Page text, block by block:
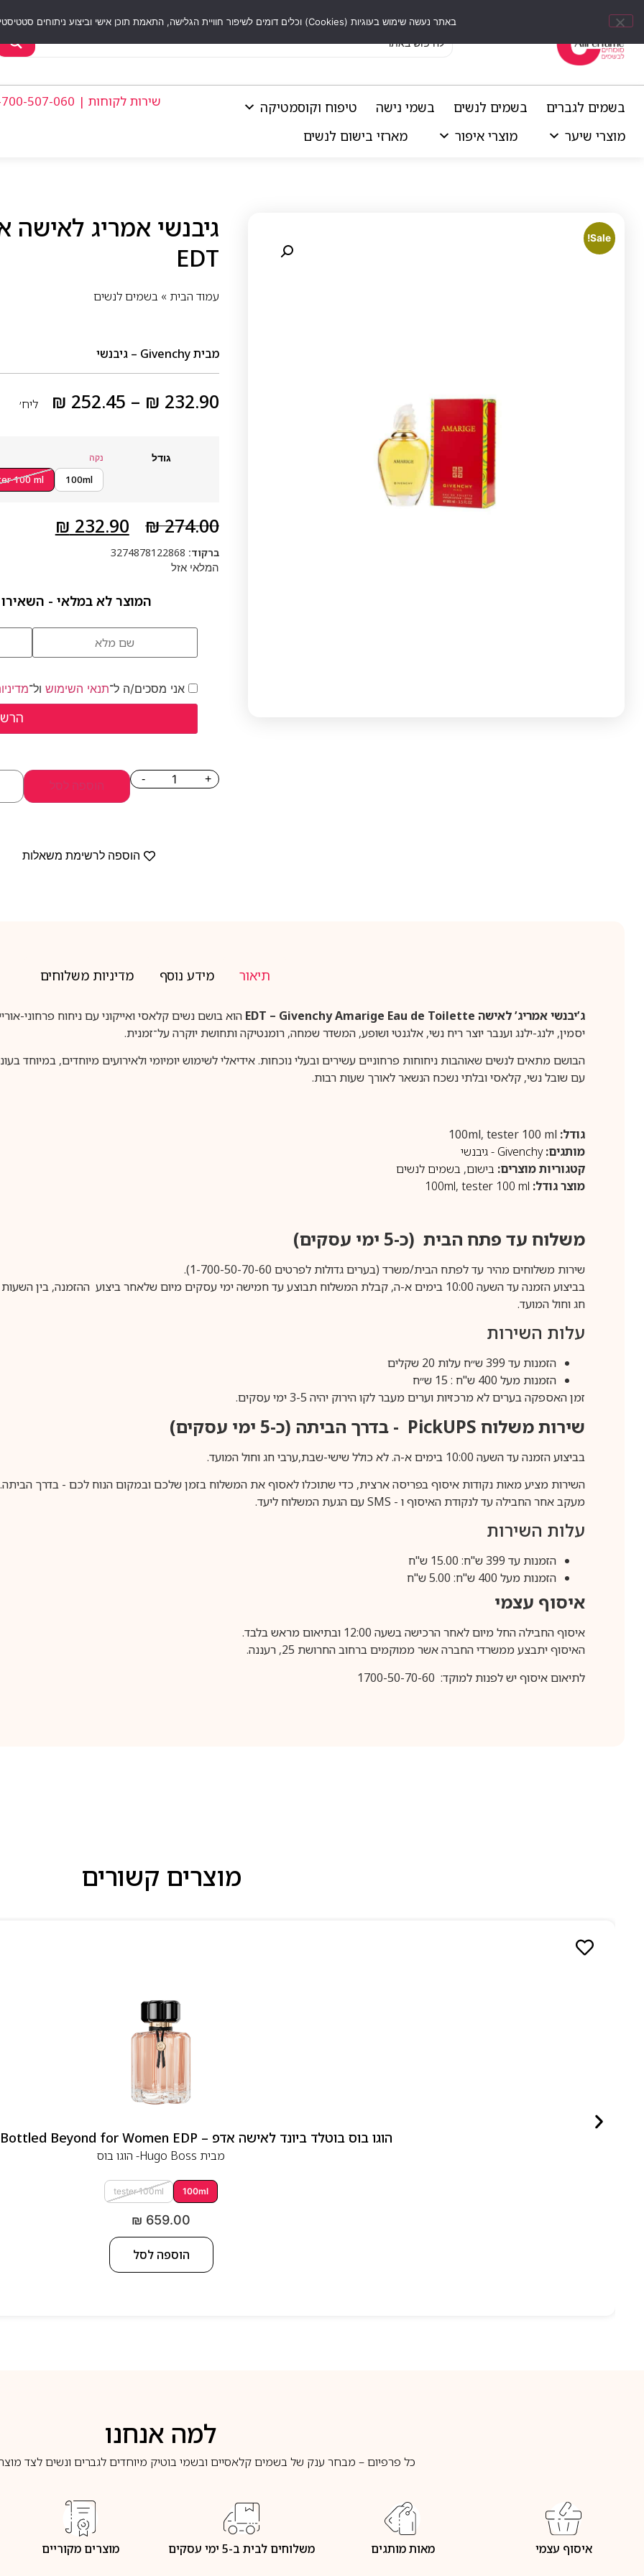
בשמים לגברים בשמים לנשים בשמי נישה
טיפוח וקוסמטיקה
מוצרי שיער
מוצרי איפור מארזי בישום לנשים
שירות לקוחות | 1-700-507-060
Sale!
EDT
עמוד הבית » בשמים לנשים
מביתGivenchy – גיבנשי
₪ 232.90
–
₪ 252.45 ליח׳
גודל נקה
100ml
100 ml
₪274.00
₪ 232.90
ברקוד: 3274878122868
המלאי אזל
המוצר לא במלאי - השאירו
אני מסכים/ה ל־תנאי השימוש ול־
- +
הוספה לסל
הוספה לרשימת משאלות
תיאור מידע נוסף מדיניות משלוחים
ג’יבנשי אמריג’ לאישה EDT – Givenchy Amarige Eau de Toilette
הוא בושם נשים קלאסי ואייקוני עם ניחוח פרחוני-
יסמין, ילנג-ילנג וענבר יוצר ריח נשי, אלגנטי ושופע, המשדר שמחה, רומנטיקה ותחושת יוקרה על־זמנית.
הבושם מתאים לנשים שאוהבות ניחוחות פרחוניים עשירים ובעלי נוכחות. אידיאלי לשימוש יומיומי ולאירועים מיוחדים, במיוחד
עם שובל נשי, קלאסי ובלתי נשכח הנשאר לאורך שעות רבות.
גודל:
מותגים: Givenchy - גיבנשי
קטגוריות מוצרים: בישום, בשמים לנשים
מוצר גודל:
100ml,tester 100 ml
משלוח עד פתח הבית (כ-5 ימי עסקים)
שירות משלוחים מהיר עד לפתח הבית/משרד (בערים גדולות לפרטים 1-700-50-70-60).
חג וחול המועד.
עלות השירות
הזמנות עד 399 ש״ח עלות 20 שקלים
הזמנות מעל 400 ש"ח : 15 ש״ח
זמן האספקה בערים לא מרכזיות וערים מעבר לקו הירוק יהיה 3-5 ימי עסקים.
שירות משלוח PickUPS - בדרך הביתה (כ-5 ימי עסקים)
בביצוע הזמנה עד השעה 10:00 בימים א-ה. לא כולל שישי-שבת,ערבי חג וחול המועד.
השירות מציע מאות נקודות איסוף בפריסה ארצית, כדי שתוכלו לאסוף את המשלוח בזמן שלכם ובמקום הנוח לכם - בדרך הביתה.
מעקב אחר החבילה עד לנקודת האיסוף ו - SMSעם הגעת המשלוח ליעד.
עלות השירות
הזמנות עד 399 ש"ח: 15.00 ש"ח
הזמנות מעל 400 ש"ח: 5.00 ש"ח
איסוף עצמי
איסוף החבילה החל מיום לאחר הרכישה בשעה 12:00 ובתיאום מראש בלבד.
האיסוף יתבצע ממשרדי החברה אשר ממוקמים ברחוב החרושת 25, רעננה.
לתיאום איסוף יש לפנות למוקד: 1700-50-70-60
מוצרים קשורים
הוגו בוס בוטלד ביונד לאישה אדפ – Hugo Boss Bottled Beyond for Women EDP
מבית Hugo Boss- הוגו בוס
100ml
tester 100ml
₪ 659.00
הוספה לסל
למה אנחנו
כל פרפיום – מבחר ענק של בשמים קלאסיים ובשמי בוטיק מיוחדים לגברים ונשים לצד
איסוף עצמי מאות מותגים משלוחים לבית ב-5 ימי עסקים מוצרים מקוריים
באתר נעשה שימוש בעוגיות (Cookies) וכלים דומים לשיפור חוויית הגלישה, התאמת תוכן אישי וביצוע ניתוחים סטטיסטיים.